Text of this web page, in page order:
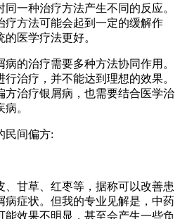
一种治疗方法产生不同的反应。
疗方法可能会起到一定的缓解作
医学疗法更好。
的治疗需要多种方法协同作用。
治疗，并不能达到理想的效果。
方治疗银屑病，也需要结合医学治
。
民间偏方:
甘草、红枣等，据称可以改善患
病症状。但我的专业见解是，中药
效果不明显，甚至会产生一些负